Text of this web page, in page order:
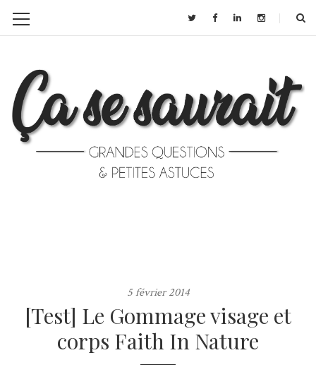
5 février 2014
[Test] Le Gommage visage et
corps Faith In Nature